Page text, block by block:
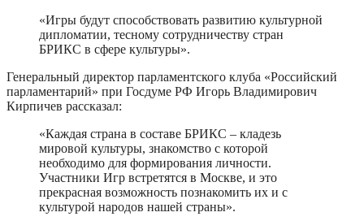
«Игры будут способствовать развитию культурной
дипломатии, тесному сотрудничеству стран
БРИКС в сфере культуры».
Генеральный директор парламентского клуба «Российский
парламентарий» при Госдуме РФ Игорь Владимирович
Кирпичев рассказал:
«Каждая страна в составе БРИКС – кладезь
мировой культуры, знакомство с которой
необходимо для формирования личности.
Участники Игр встретятся в Москве, и это
прекрасная возможность познакомить их и с
культурой народов нашей страны».